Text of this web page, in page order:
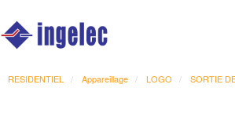
RESIDENTIEL Appareillage LOGO SORTIE